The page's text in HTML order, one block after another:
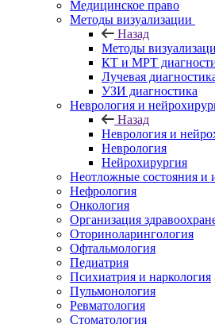
Медицинское право
Методы визуализации
Назад
Методы
КТ и МРТ
Лучевая
УЗИ диагностика
Неврология и
Назад
Неврология и
Неврология
Нейрохирургия
Неотложные состояния и
Нефрология
Онкология
Организация
Оториноларингология
Офтальмология
Педиатрия
Психиатрия и наркология
Пульмонология
Ревматология
Стоматология